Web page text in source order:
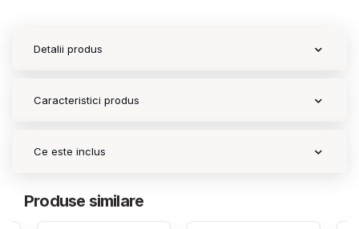
Detalii produs
Caracteristici produs
Ce este inclus
Produse similare